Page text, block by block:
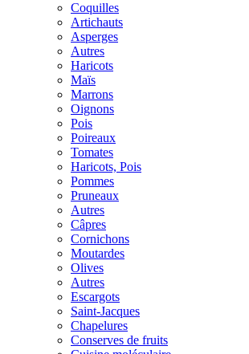
Coquilles
Artichauts
Asperges
Autres
Haricots
Maïs
Marrons
Oignons
Pois
Poireaux
Tomates
Haricots, Pois
Pommes
Pruneaux
Autres
Câpres
Cornichons
Moutardes
Olives
Autres
Escargots
Saint-Jacques
Chapelures
Conserves de fruits